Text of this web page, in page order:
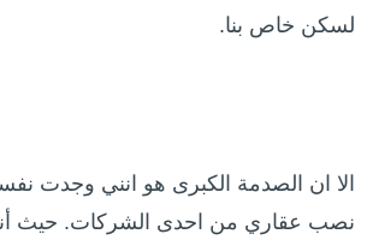
لسكن خاص بنا.
الا ان الصدمة الكبرى هو انني وجدت
نصب عقاري من احدى الشركات. حيث